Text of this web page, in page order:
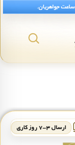
جواهریان.
ارسال ۳-۷ روز کاری